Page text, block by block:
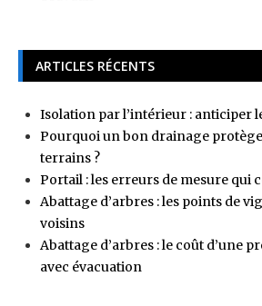
ARTICLES RÉCENTS
Isolation par l’intérieur : anticiper
Pourquoi un bon drainage
terrains ?
Portail : les erreurs de mesure qui
Abattage d’arbres : les points de
voisins
Abattage d’arbres : le coût d’une
avec évacuation